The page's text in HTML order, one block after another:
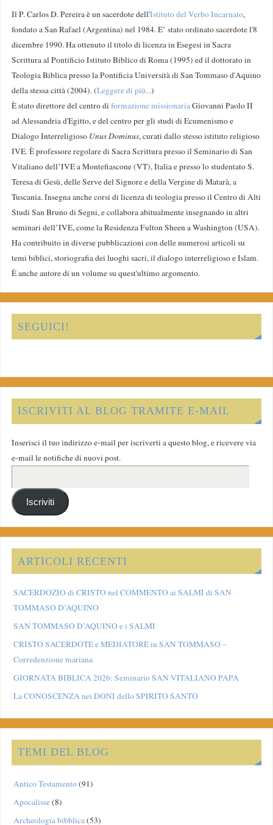
Il P. Carlos D. Pereira è un sacerdote dell'Istituto del Verbo Incarnato,
fondato a San Rafael (Argentina) nel 1984. E’ stato ordinato sacerdote l'8
dicembre 1990. Ha ottenuto il titolo di licenza in Esegesi in Sacra
Scrittura al Pontificio Istituto Biblico di Roma (1995) ed il dottorato in
Teologia Biblica presso la Pontificia Università di San Tommaso d'Aquino
della stessa città (2004). (Leggere di più...)
È stato direttore del centro di formazione missionariaGiovanni Paolo II
ad Alessandria d'Egitto, e del centro per gli studi di Ecumenismo e
Dialogo Interreligioso Unus Dominus, curati dallo stesso istituto religioso
IVE. È professore regolare di Sacra Scrittura presso il Seminario di San
Vitaliano dell’IVE a Montefiascone (VT), Italia e presso lo studentato S.
Teresa di Gesù, delle Serve del Signore e della Vergine di Matarà, a
Tuscania. Insegna anche corsi di licenza di teologia presso il Centro di Alti
Studi San Bruno di Segni, e collabora abitualmente insegnando in altri
seminari dell’IVE, come la Residenza Fulton Sheen a Washington (USA).
Ha contribuito in diverse pubblicazioni con delle numerosi articoli su
temi biblici, storiografia dei luoghi sacri, il dialogo interreligioso e Islam.
È anche autore di un volume su quest'ultimo argomento.
SEGUICI!
ISCRIVITI AL BLOG TRAMITE E-MAIL
Inserisci il tuo indirizzo e-mail per iscriverti a questo blog, e ricevere via
e-mail le notifiche di nuovi post.
Iscriviti
ARTICOLI RECENTI
SACERDOZIO di CRISTO nel COMMENTO ai SALMI di SAN
TOMMASO D’AQUINO
SAN TOMMASO D’AQUINO e i SALMI
CRISTO SACERDOTE e MEDIATORE in SAN TOMMASO –
Corredenzione mariana
GIORNATA BIBLICA 2026: Seminario SAN VITALIANO PAPA
La CONOSCENZA nei DONI dello SPIRITO SANTO
TEMI DEL BLOG
Antico Testamento(91)
Apocalisse(8)
Archeologia bibblica(53)